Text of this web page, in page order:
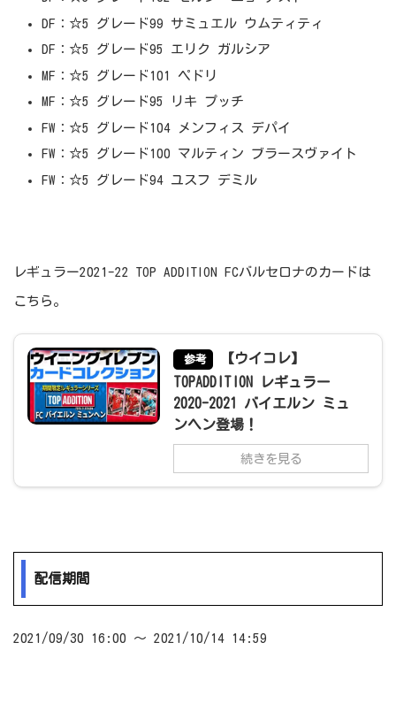
DF：☆5 グレード99 サミュエル ウムティティ
DF：☆5 グレード95 エリク ガルシア
MF：☆5 グレード101 ペドリ
MF：☆5 グレード95 リキ プッチ
FW：☆5 グレード104 メンフィス デパイ
FW：☆5 グレード100 マルティン ブラースヴァイト
FW：☆5 グレード94 ユスフ デミル
レギュラー2021-22 TOP ADDITION FCバルセロナのカードは
こちら。
参考
【ウイコレ】
TOPADDITION レギュラー
2020-2021 バイエルン ミュ
ンヘン登場！
続きを見る
配信期間
2021/09/30 16:00 ～ 2021/10/14 14:59